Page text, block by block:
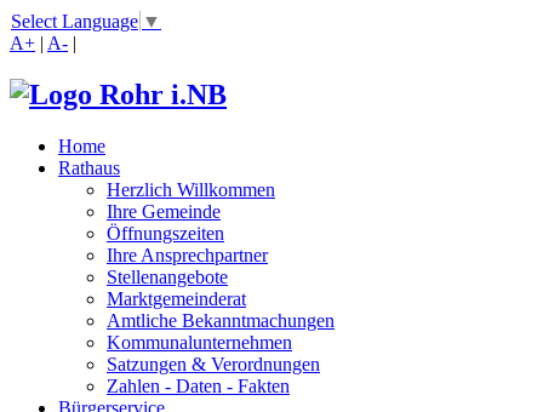
Select Language ▼
A+ | A- |
Home
Rathaus
Herzlich Willkommen
Ihre Gemeinde
Öffnungszeiten
Ihre Ansprechpartner
Stellenangebote
Marktgemeinderat
Amtliche Bekanntmachungen
Kommunalunternehmen
Satzungen & Verordnungen
Zahlen - Daten - Fakten